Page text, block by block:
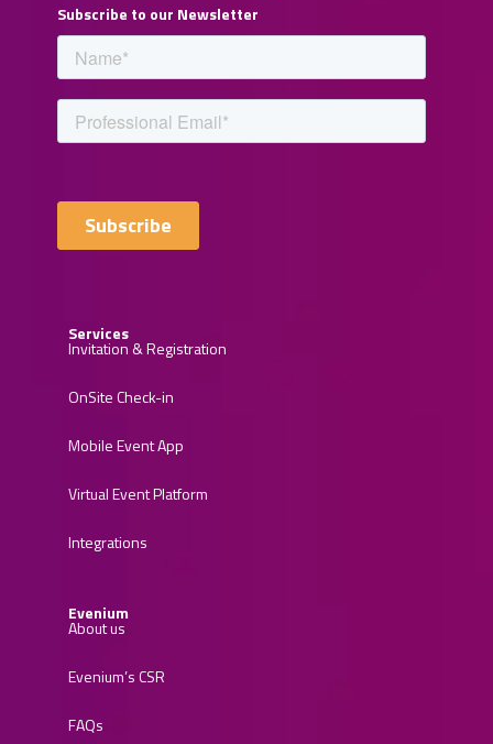
Subscribe to our Newsletter
Services
Invitation & Registration
OnSite Check-in
Mobile Event App
Virtual Event Platform
Integrations
Evenium
About us
Evenium’s CSR
FAQs